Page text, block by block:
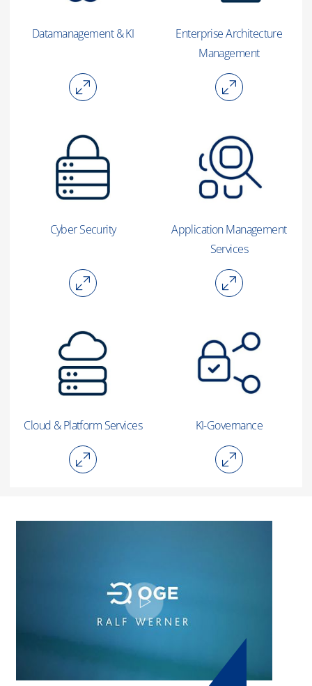
Datamanagement & KI
Enterprise Architecture
Management
Cyber Security
Application Management
Services
Cloud & Platform Services KI-Governance